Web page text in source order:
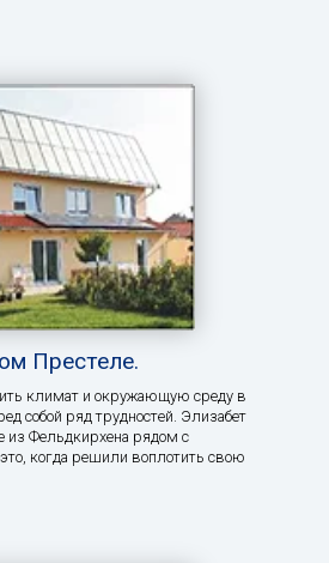
Престеле.
климат и окружающую среду в
собой ряд трудностей. Элизабет
из Фельдкирхена рядом с
когда решили воплотить свою